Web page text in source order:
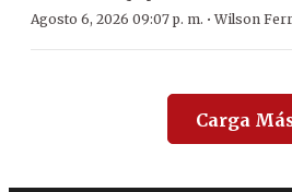
Agosto 6, 2026 09:07 p. m. ·Wilson
Carga